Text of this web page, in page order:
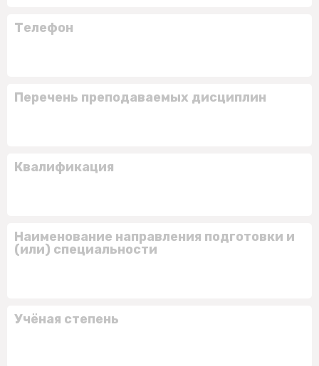
Телефон
Перечень преподаваемых дисциплин
Квалификация
Наименование направления подготовки и
(или) специальности
Учёная степень